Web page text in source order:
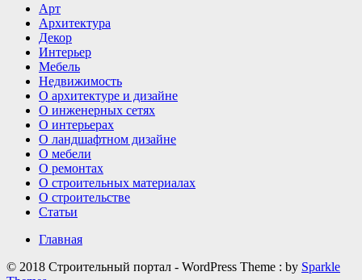
Арт
Архитектура
Декор
Интерьер
Мебель
Недвижимость
О архитектуре и дизайне
О инженерных сетях
О интерьерах
О ландшафтном дизайне
О мебели
О ремонтах
О строительных материалах
О строительстве
Статьи
Главная
© 2018 Строительный портал - WordPress Theme : by Sparkle